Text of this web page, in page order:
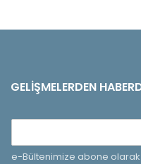
GELIŞMELERDEN
e-Bültenimize abone